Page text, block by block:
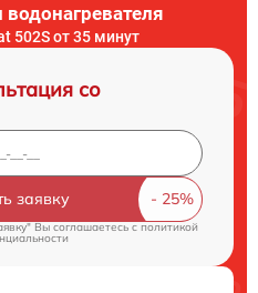
502S от 35 минут
со
заявку
Вы соглашаетесь c политикой